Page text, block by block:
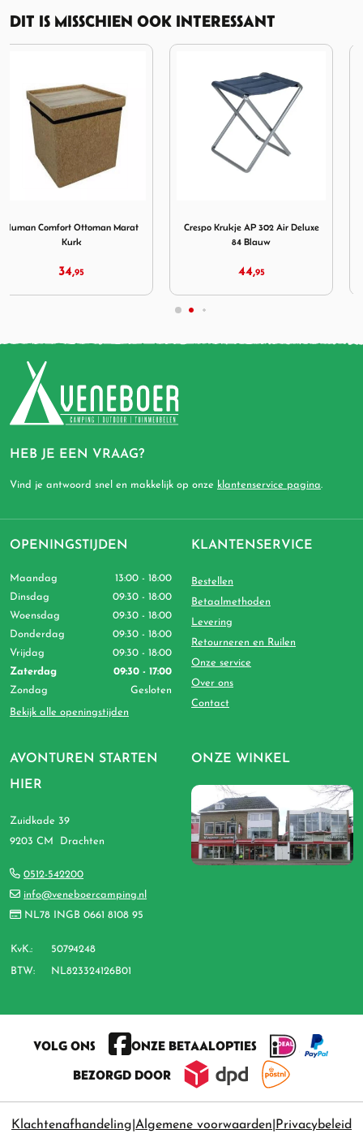
DIT IS MISSCHIEN OOK INTERESSANT
Crespo Krukje AP 302 Air Deluxe
84 Blauw
44,
Bo-Camp Krukje Deluxe 3 poots
55cm
29,95
HEB JE EEN VRAAG?
Vind je antwoord snel en makkelijk op onze klantenservice pagina.
AVONTUREN STARTEN
HIER
Zuidkade 39
9203 CM Drachten
0512-542200
info@veneboercamping.nl
NL78 INGB 0661 8108 95
KvK.: 50794248
BTW: NL823324126B01
OPENINGSTIJDEN
Maandag
13:00 - 18:00
Dinsdag
09:30 - 18:00
Woensdag
09:30 - 18:00
Donderdag
09:30 - 18:00
Vrijdag
09:30 - 18:00
Zaterdag
09:30 - 17:00
Zondag
Gesloten
Bekijk alle openingstijden
KLANTENSERVICE
Bestellen
Betaalmethoden
Levering
Retourneren en Ruilen
Onze service
Over ons
Contact
ONZE WINKEL
VOLG ONS
ONZE BETAALOPTIES
BEZORGD DOOR
Klachtenafhandeling Algemene voorwaarden Privacybeleid